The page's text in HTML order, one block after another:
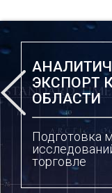
ЭКСПОРТ
ОБЛАСТИ
Подготовка
торговле